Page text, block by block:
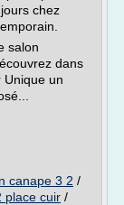
chez
salon
dans
Unique un
canape 3 2 /
place cuir /